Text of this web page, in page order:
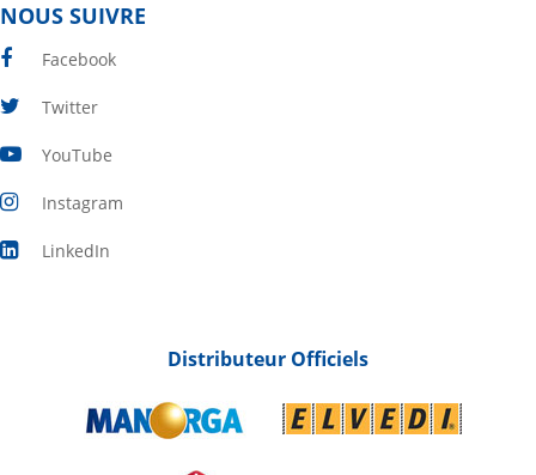
NOUS SUIVRE
Facebook
Twitter
YouTube
Instagram
LinkedIn
Distributeur Officiels